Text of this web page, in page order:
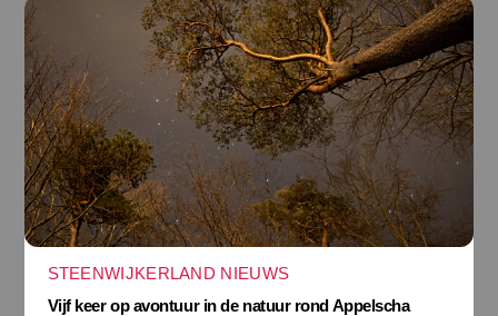
STEENWIJKERLAND NIEUWS
Vijf keer op avontuur in de natuur rond Appelscha